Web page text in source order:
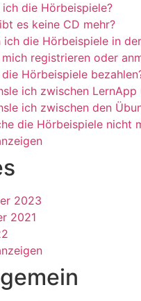
die Hörbeispiele?
es keine CD mehr?
ich die Hörbeispiele in
registrieren oder
Hörbeispiele
ich zwischen
ich zwischen den
die Hörbeispiele nicht
2023
2021